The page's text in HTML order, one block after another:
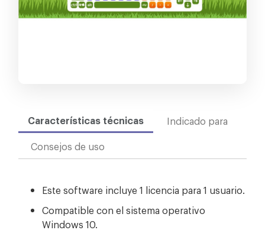
Características técnicas
Indicado para
Consejos de uso
Este software incluye 1 licencia para 1 usuario.
Compatible con el sistema operativo
Windows 10.